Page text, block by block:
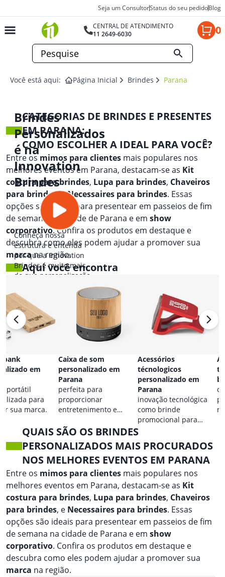
Seja um ConsultorStatus do seu pedidoBlog
CENTRAL DE ATENDIMENTO
11 2649-6030
0
Você está aqui: Página Inicial Brindes Parana
Brindes
Personalizados
é na
Innovation
Brindes
Conheça nossa
estrutura e entenda
por que a Innovation
Brindes é muito mais
do que personalização.
CATEGORIAS DE BRINDES E PRESENTES
EM PARANA:
COMO ESCOLHER A IDEAL PARA VOCÊ?
Entre osmimos para clientes mais populares nos
melhores eventos em Parana, destacam-se as Kit
costura para brindes, Lupa para brindes, Chaveiros
para brindes, eNecessaires para brindes. Essas
opções são ideais para presentear em passeios de fim
de semana na cidade de Parana e em show
corporativo. Confira os produtos em destaque e
descubra como eles podem ajudar a promover sua
marcana região.
Aqui você encontra
bank
em
portátil
para
sua marca.
Caixa de som
personalizado em
Parana
perfeita para
proporcionar
entretenimento e
qualquer ocasião.
Acessórios
técnologicos
personalizado em
Parana
inovação tecnológica
como brinde
promocional para
eventos.
QUAIS SÃO OS BRINDES
PERSONALIZADOS MAIS PROCURADOS
NOS MELHORES EVENTOS EM PARANA
Entre os mimos para clientes mais populares nos
melhores eventos em Parana, destacam-se as Kit
costura para brindes, Lupa para brindes, Chaveiros
para brindes, e Necessaires para brindes. Essas
opções são ideais para presentear em passeios de fim
de semana na cidade de Parana e em show
corporativo. Confira os produtos em destaque e
descubra como eles podem ajudar a promover sua
marca na região.